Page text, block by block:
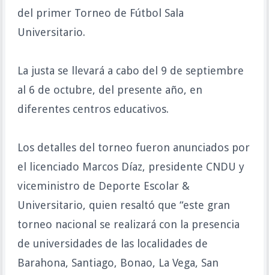
del primer Torneo de Fútbol Sala
Universitario.
La justa se llevará a cabo del 9 de septiembre
al 6 de octubre, del presente año, en
diferentes centros educativos.
Los detalles del torneo fueron anunciados por
el licenciado Marcos Díaz, presidente CNDU y
viceministro de Deporte Escolar &
Universitario, quien resaltó que “este gran
torneo nacional se realizará con la presencia
de universidades de las localidades de
Barahona, Santiago, Bonao, La Vega, San